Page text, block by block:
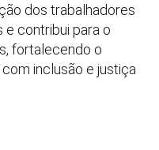
dos trabalhadores
contribui para o
fortalecendo o
inclusão e justiça